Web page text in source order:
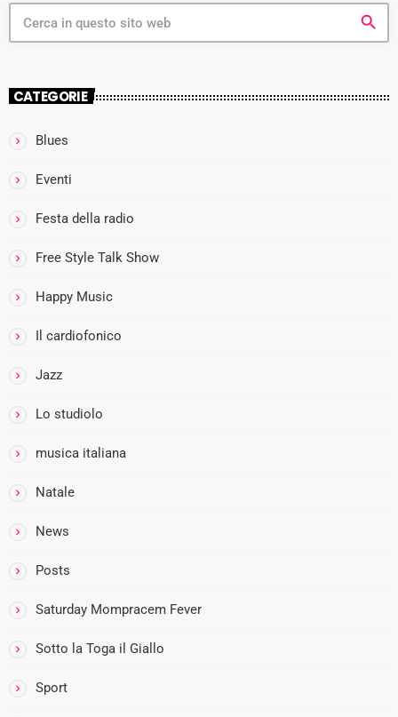
search
CATEGORIE
Blues
Eventi
Festa della radio
Free Style Talk Show
Happy Music
Il cardiofonico
Jazz
Lo studiolo
musica italiana
Natale
News
Posts
Saturday Mompracem Fever
Sotto la Toga il Giallo
Sport